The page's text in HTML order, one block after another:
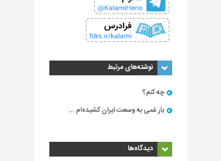
نوشته‌های مرتبط
چه کنم؟
بار غمی به وسعت ایران کشیده‌ام ...
دیدگاه‌ها